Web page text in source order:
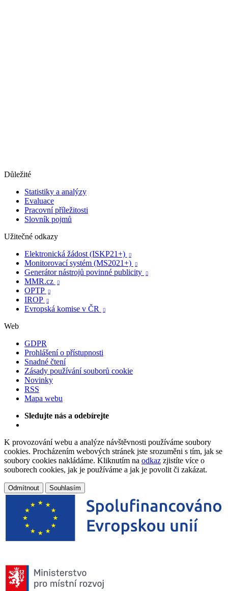
Důležité
Statistiky a analýzy
Evaluace
Pracovní příležitosti
Slovník pojmů
Užitečné odkazy
Elektronická žádost (ISKP21+)

Monitorovací systém (MS2021+) 
Generátor nástrojů povinné publicity 
MMR.cz 
OPTP 
IROP 
Evropská komise v ČR 
Web
GDPR
Prohlášení o přístupnosti
Snadné čtení
Zásady používání souborů cookie
Novinky
RSS
Mapa webu
Sledujte nás a odebírejte
K provozování webu a analýze návštěvnosti používáme soubory
cookies. Procházením webových stránek jste srozuměni s tím, jak se
soubory cookies nakládáme. Kliknutím na odkaz zjistíte více o
souborech cookies, jak je používáme a jak je povolit či zakázat.
Odmítnout Souhlasím